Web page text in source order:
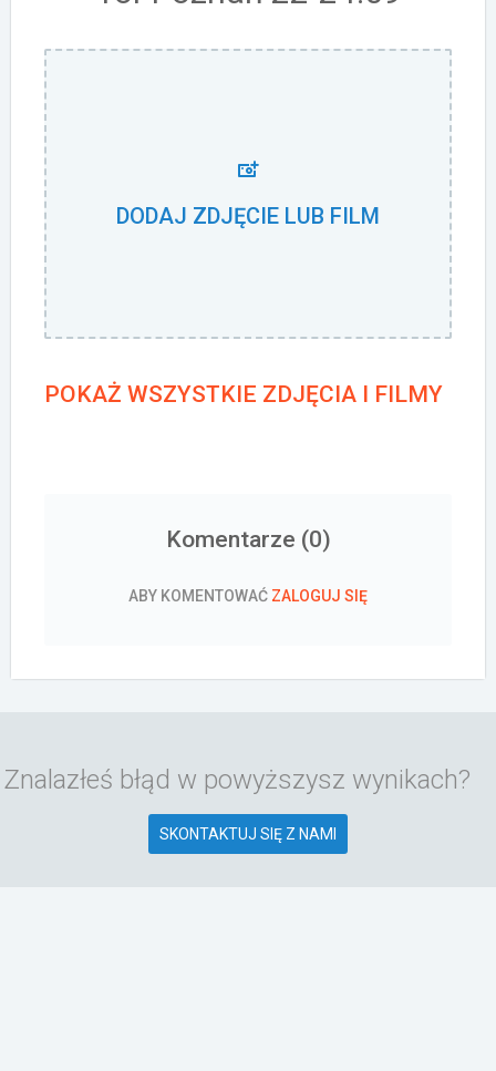
DODAJ ZDJĘCIE LUB FILM
POKAŻ WSZYSTKIE ZDJĘCIA I FILMY
Komentarze (0)
ABY KOMENTOWAĆ ZALOGUJ SIĘ
Znalazłeś błąd w powyższysz wynikach?
SKONTAKTUJ SIĘ Z NAMI